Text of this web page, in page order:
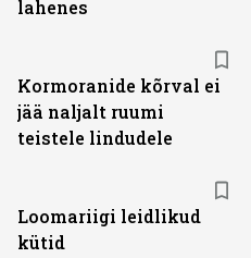
lahenes
Kormoranide kõrval ei
jää naljalt ruumi
teistele lindudele
Loomariigi leidlikud
kütid